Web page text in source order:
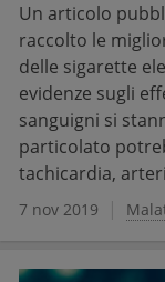
Un articolo
raccolto le
delle sigarette
evidenze sugli
sanguigni si
particolato
tachicardia,
7 nov 2019